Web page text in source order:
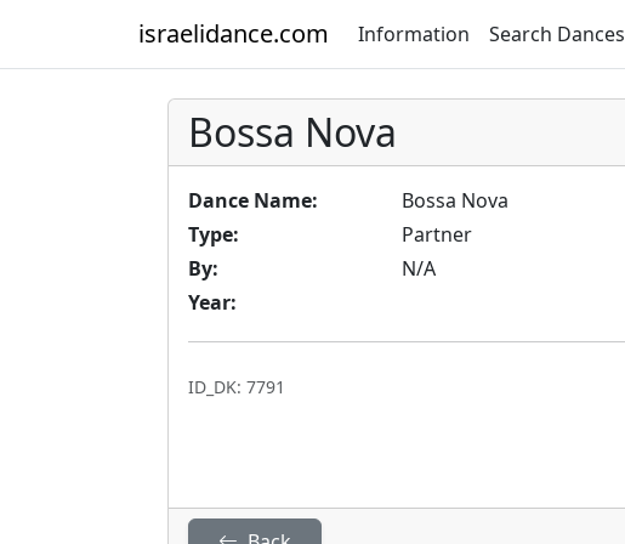
israelidance.com Information Search Dances
Bossa Nova
Dance Name:
Bossa Nova
Type:
Partner
By:
N/A
Year:
ID_DK: 7791